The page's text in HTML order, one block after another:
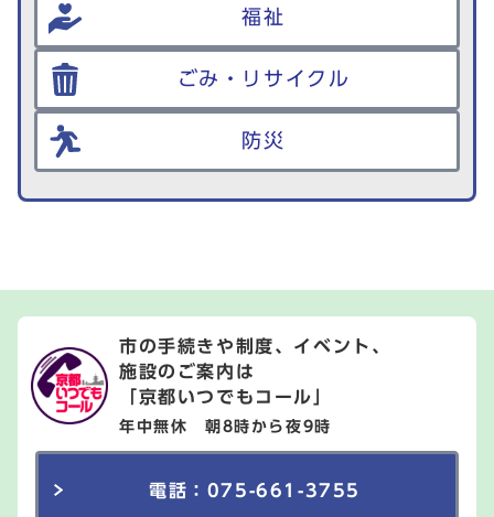
福祉
ごみ・リサイクル
防災
市の手続きや制度、イベント、
施設のご案内は
「京都いつでもコール」
年中無休 朝8時から夜9時
電話：075-661-3755